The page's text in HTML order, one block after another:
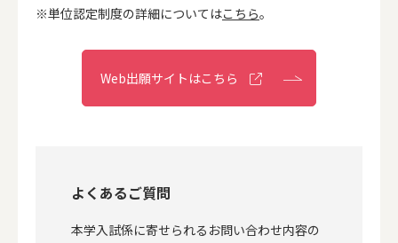
単位認定制度の詳細についてはこちら。
Web出願サイトはこちら
よくあるご質問
本学入試係に寄せられるお問い合わせ内容の